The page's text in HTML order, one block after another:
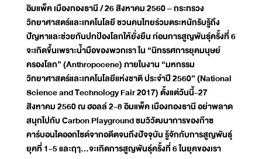
อิมแพ็ค เมืองทองธานี / 26 สิงหาคม 2560 – กระทรวง
วิทยาศาสตร์และเทคโนโลยี ชวนคนไทยร่วมตระหนักรับรู้ถึง
ปัญหาและช่วยกันปกป้องโลกให้ยั่งยืน ก่อนการสูญพันธุ์ครั้งที่ 6
จะเกิดขึ้นเพราะน้ำมือของพวกเรา ใน “นิทรรศการยุคมนุษย์
ครองโลก” (Anthropocene) ภายในงาน “มหกรรม
วิทยาศาสตร์และเทคโนโลยีแห่งชาติ ประจำปี 2560” (National
Science and Technology Fair 2017) ตั้งแต่วันนี้-27
สิงหาคม 2560 ณ ฮอลล์ 2-8 อิมแพ็ค เมืองทองธานี อย่าพลาด
สนุกไปกับ Carbon Playground ชมวิวัฒนาการของก๊าซ
คาร์บอนไดออกไซด์จากอดีตจนถึงปัจจุบัน รู้จักกับการสูญพันธุ์
ยุคที่ 1-5 และฤา...จะเกิดการสูญพันธุ์ครั้งที่ 6 ในยุคของเรา